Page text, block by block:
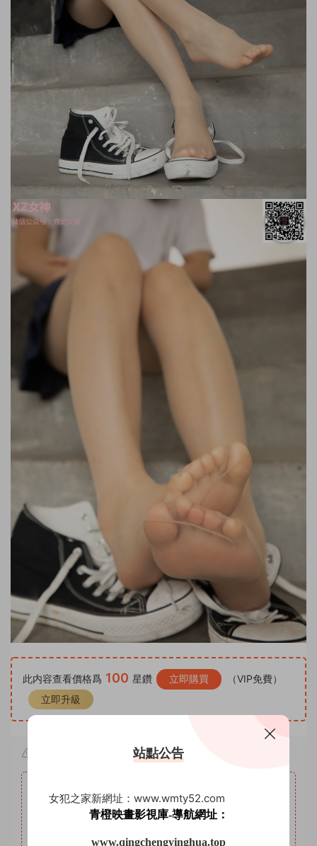
此内容查看價格爲 100 星鑽 立即購買
（VIP免費）
立即升級
本站名稱：紳士絲庫
www.shenshisiku.top
本站月VIP權限：套圖系列，月VIP可自助補差價升級爲年
站點公告
女犯之家新網址：www.wmty52.com
青橙映畫影視庫-導航網址：
www.qingchengyinghua.top